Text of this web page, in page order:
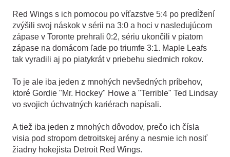
Red Wings s ich pomocou po víťazstve 5:4 po predĺžení
zvýšili svoj náskok v sérii na 3:0 a hoci v nasledujúcom
zápase v Toronte prehrali 0:2, sériu ukončili v piatom
zápase na domácom ľade po triumfe 3:1. Maple Leafs
tak vyradili aj po piatykrát v priebehu siedmich rokov.
To je ale iba jeden z mnohých nevšedných príbehov,
ktoré Gordie "Mr. Hockey" Howe a "Terrible" Ted Lindsay
vo svojich úchvatných kariérach napísali.
A tiež iba jeden z mnohých dôvodov, prečo ich čísla
visia pod stropom detroitskej arény a nesmie ich nosiť
žiadny hokejista Detroit Red Wings.